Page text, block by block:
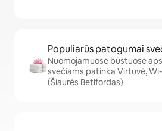
Populiarūs patogumai
Nuomojamuose būstuose
svečiams patinka Virtuvė, Wi-
(Šiaurės Betlfordas)